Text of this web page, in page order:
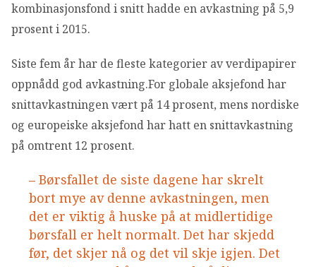
kombinasjonsfond i snitt hadde en avkastning på 5,9
prosent i 2015.
Siste fem år har de fleste kategorier av verdipapirer
oppnådd god avkastning.For globale aksjefond har
snittavkastningen vært på 14 prosent, mens nordiske
og europeiske aksjefond har hatt en snittavkastning
på omtrent 12 prosent.
– Børsfallet de siste dagene har skrelt
bort mye av denne avkastningen, men
det er viktig å huske på at midlertidige
børsfall er helt normalt. Det har skjedd
før, det skjer nå og det vil skje igjen. Det